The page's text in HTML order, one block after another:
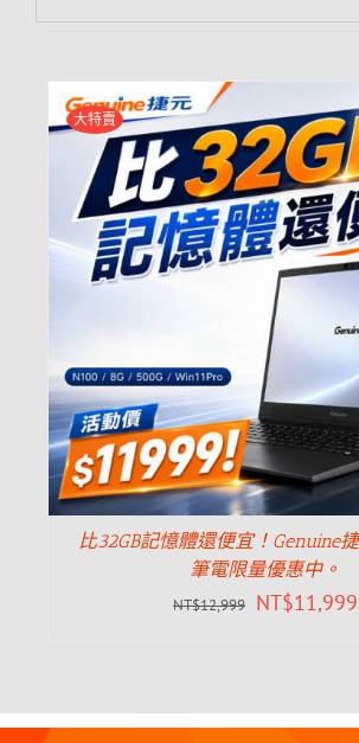
大特賣
比32GB記憶體還便宜！Genuine
筆電限量優惠中。
NT$12,999 NT$11,999